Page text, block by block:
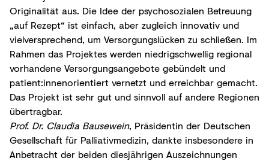
Originalität aus. Die Idee der psychosozialen Betreuung
„auf Rezept“ ist einfach, aber zugleich innovativ und
vielversprechend, um Versorgungslücken zu schließen. Im
Rahmen das Projektes werden niedrigschwellig regional
vorhandene Versorgungsangebote gebündelt und
patient:innenorientiert vernetzt und erreichbar gemacht.
Das Projekt ist sehr gut und sinnvoll auf andere Regionen
übertragbar.
Prof. Dr. Claudia Bausewein, Präsidentin der Deutschen
Gesellschaft für Palliativmedizin, dankte insbesondere in
Anbetracht der beiden diesjährigen Auszeichnungen